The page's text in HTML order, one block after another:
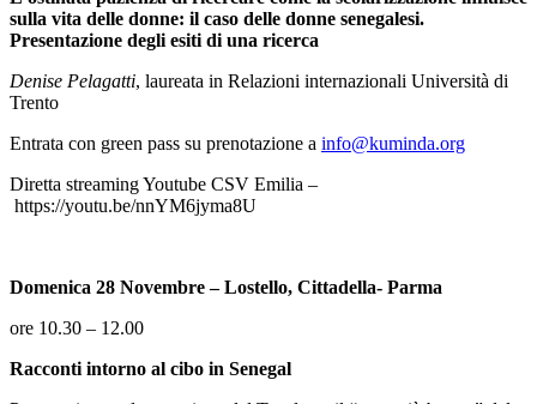
sulla vita delle donne: il caso delle donne senegalesi.
Presentazione degli esiti di una ricerca
Denise Pelagatti, laureata in Relazioni internazionali Università di
Trento
Entrata con green pass su prenotazione a info@kuminda.org
Diretta streaming Youtube CSV Emilia –
https://youtu.be/nnYM6jyma8U
Domenica 28 Novembre – Lostello, Cittadella­- Parma
ore 10.30 – 12.00
Racconti intorno al cibo in Senegal